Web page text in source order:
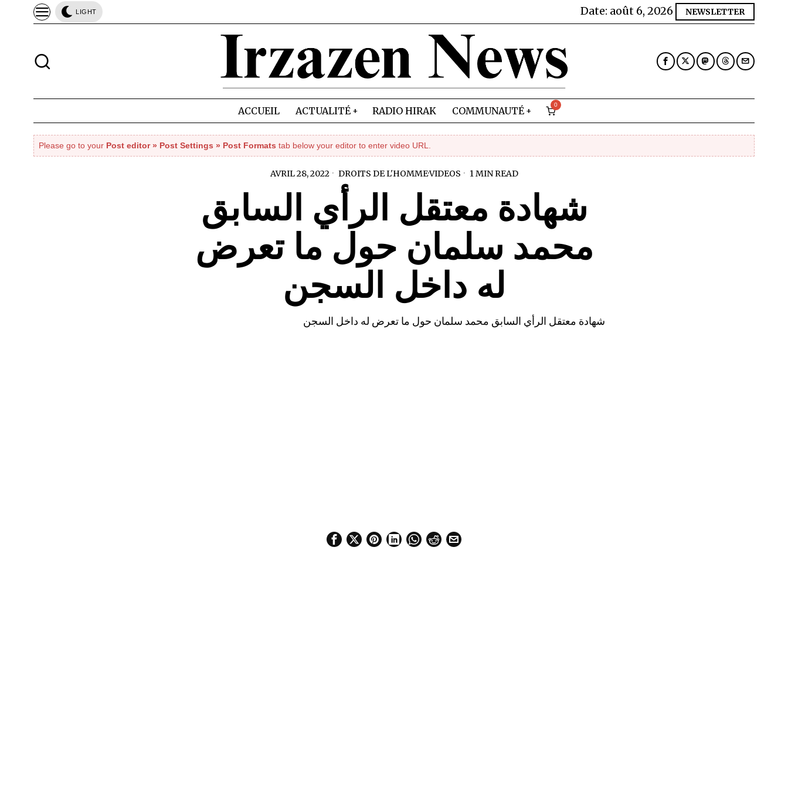
LIGHT Date: août 6, 2026 NEWSLETTER
ACCUEIL ACTUALITÉ RADIO HIRAK COMMUNAUTÉ
0
Please go to your Post editor » Post Settings » Post Formats tab below your editor to enter video URL.
AVRIL 28, 2022 DROITS DE L'HOMME·VIDEOS 1 MIN READ
شهادة معتقل الرأي السابق
محمد سلمان حول ما تعرض
له داخل السجن
شهادة معتقل الرأي السابق محمد سلمان حول ما تعرض له داخل السجن